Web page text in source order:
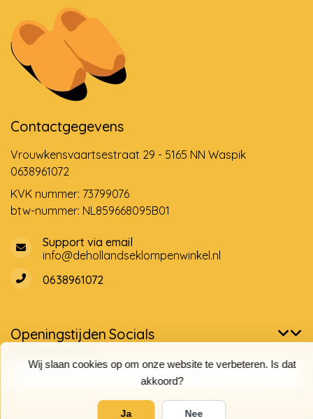
Wij slaan cookies op om onze website te verbeteren. Is dat
akkoord?
Ja Nee
Contactgegevens
Vrouwkensvaartsestraat 29 - 5165 NN Waspik
0638961072
KVK nummer: 73799076
btw-nummer: NL859668095B01
Support via email
info@dehollandseklompenwinkel.nl
0638961072
Openingstijden Socials